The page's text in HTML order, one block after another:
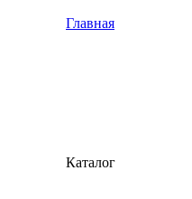
Главная
Каталог